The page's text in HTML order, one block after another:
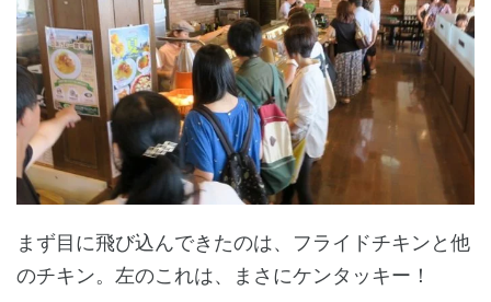
まず目に飛び込んできたのは、フライドチキンと他
のチキン。左のこれは、まさにケンタッキー！